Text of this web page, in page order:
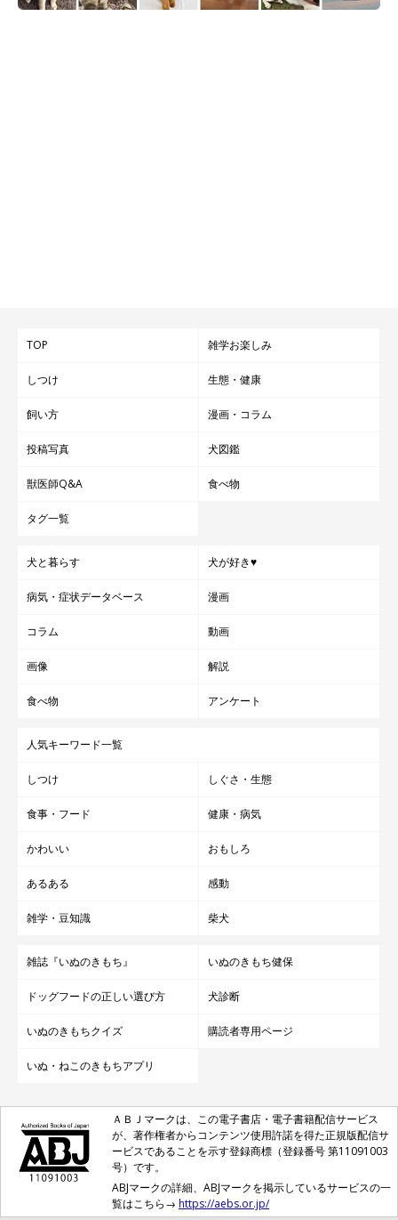
TOP 雑学お楽しみ
しつけ 生態・健康
飼い方 漫画・コラム
投稿写真 犬図鑑
獣医師Q&A 食べ物
タグ一覧
犬と暮らす 犬が好き♥
病気・症状データベース 漫画
コラム 動画
画像 解説
食べ物 アンケート
人気キーワード一覧
しつけ しぐさ・生態
食事・フード 健康・病気
かわいい おもしろ
あるある 感動
雑学・豆知識 柴犬
雑誌『いぬのきもち』 いぬのきもち健保
ドッグフードの正しい選び方 犬診断
いぬのきもちクイズ 購読者専用ページ
いぬ・ねこのきもちアプリ
ＡＢＪマークは、この電子書店・電子書籍配信サービス
が、著作権者からコンテンツ使用許諾を得た正規版配信サ
ービスであることを示す登録商標（登録番号 第11091003
号）です。
ABJマークの詳細、ABJマークを掲示しているサービスの一
覧はこちら→ https://aebs.or.jp/